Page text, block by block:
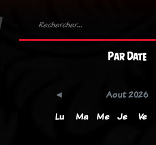
Par Date
Aout 2026
Lu
Ma Me Je Ve